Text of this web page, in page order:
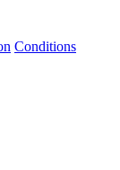
Conditions